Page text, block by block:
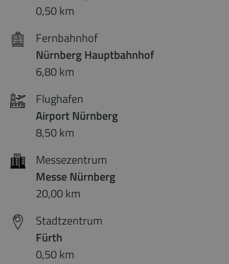
0,50 km
Fernbahnhof
Nürnberg Hauptbahnhof
6,80 km
Flughafen
Airport Nürnberg
8,50 km
Messezentrum
Messe Nürnberg
20,00 km
Stadtzentrum
Fürth
0,50 km